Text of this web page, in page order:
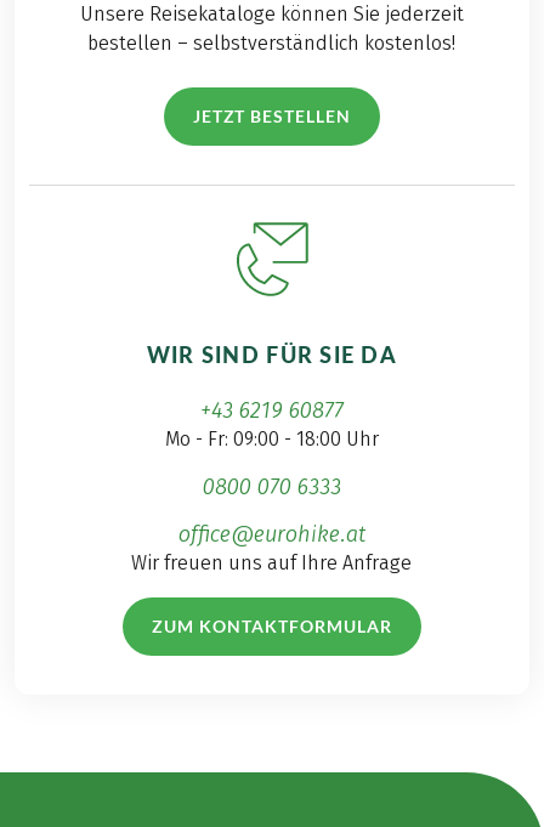
Unsere Reisekataloge können Sie jederzeit
bestellen – selbstverständlich kostenlos!
JETZT BESTELLEN
WIR SIND FÜR SIE DA
+43 6219 60877
Mo - Fr: 09:00 - 18:00 Uhr
0800 070 6333
office@eurohike.at
Wir freuen uns auf Ihre Anfrage
ZUM KONTAKTFORMULAR